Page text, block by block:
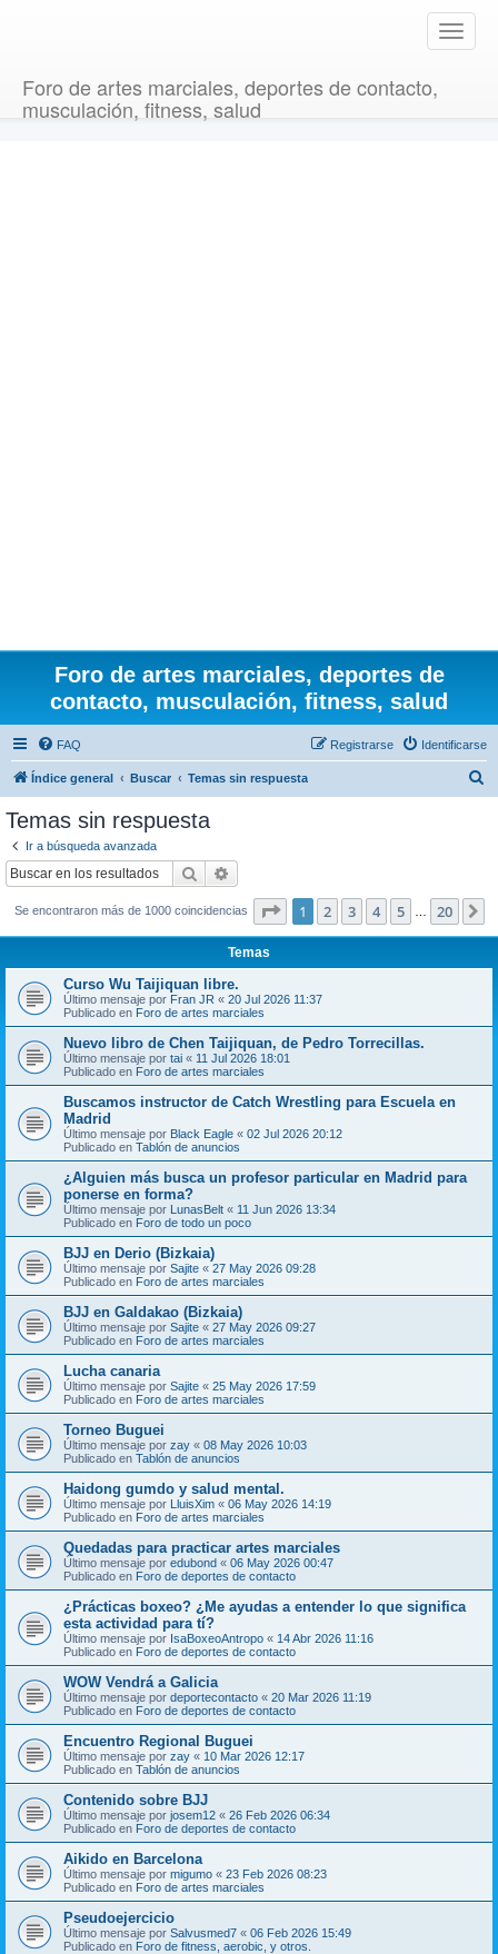
T
o
Foro de artes marciales, deportes de contacto,
musculación, fitness, salud
Foro de artes marciales, deportes de
contacto, musculación, fitness, salud
FAQ Identificarse
Registrarse
Índice general Buscar Temas sin respuesta
Temas sin respuesta
Ir a búsqueda avanzada
Buscar
Se encontraron más de 1000 coincidencias Página de 20
1 2 3 4 5 20
Temas
Curso Wu Taijiquan libre.
Último mensaje por Fran JR « 20 Jul 2026 11:37
Publicado en Foro de artes marciales
Nuevo libro de Chen Taijiquan, de Pedro Torrecillas.
Último mensaje por tai « 11 Jul 2026 18:01
Publicado en Foro de artes marciales
Buscamos instructor de Catch Wrestling para Escuela en
Madrid
Último mensaje por Black Eagle « 02 Jul 2026 20:12
Publicado en Tablón de anuncios
¿Alguien más busca un profesor particular en Madrid para
ponerse en forma?
Último mensaje por LunasBelt « 11 Jun 2026 13:34
Publicado en Foro de todo un poco
BJJ en Derio (Bizkaia)
Último mensaje por Sajite « 27 May 2026 09:28
Publicado en Foro de artes marciales
BJJ en Galdakao (Bizkaia)
Último mensaje por Sajite « 27 May 2026 09:27
Publicado en Foro de artes marciales
Lucha canaria
Último mensaje por Sajite « 25 May 2026 17:59
Publicado en Foro de artes marciales
Torneo Buguei
Último mensaje por zay « 08 May 2026 10:03
Publicado en Tablón de anuncios
Haidong gumdo y salud mental.
Último mensaje por LluisXim « 06 May 2026 14:19
Publicado en Foro de artes marciales
Quedadas para practicar artes marciales
Último mensaje por edubond « 06 May 2026 00:47
Publicado en Foro de deportes de contacto
¿Prácticas boxeo? ¿Me ayudas a entender lo que significa
esta actividad para tí?
Último mensaje por IsaBoxeoAntropo « 14 Abr 2026 11:16
Publicado en Foro de deportes de contacto
WOW Vendrá a Galicia
Último mensaje por deportecontacto « 20 Mar 2026 11:19
Publicado en Foro de deportes de contacto
Encuentro Regional Buguei
Último mensaje por zay « 10 Mar 2026 12:17
Publicado en Tablón de anuncios
Contenido sobre BJJ
Último mensaje por josem12 « 26 Feb 2026 06:34
Publicado en Foro de deportes de contacto
Aikido en Barcelona
Último mensaje por migumo « 23 Feb 2026 08:23
Publicado en Foro de artes marciales
Pseudoejercicio
Último mensaje por Salvusmed7 « 06 Feb 2026 15:49
Publicado en Foro de fitness, aerobic, y otros.